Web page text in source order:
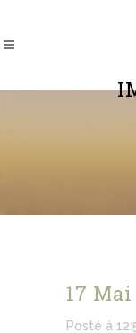
17 Mai
Posté à